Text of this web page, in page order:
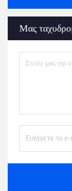
Μας